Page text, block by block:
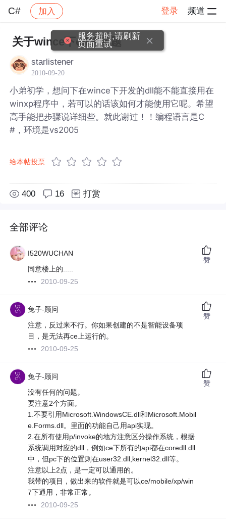
C# 加入 登录 频道
社区 C# 帖子详情
关于wince下dll的问题
starlistener
2010-09-20
小弟初学，想问下在wince下开发的dll能不能直接用在
winxp程序中，若可以的话该如何才能使用它呢。希望
高手能把步骤说详细些。就此谢过！！编程语言是C
#，环境是vs2005
给本帖投票
400 16 打赏
全部评论
I520WUCHAN
同意楼上的.....
2010-09-25
赞
兔子-顾问
注意，反过来不行。你如果创建的不是智能设备项
目，是无法再ce上运行的。
2010-09-25
赞
兔子-顾问
没有任何的问题。
要注意2个方面。
1.不要引用Microsoft.WindowsCE.dll和Microsoft.Mobil
e.Forms.dll。里面的功能自己用api实现。
2.在所有使用p/invoke的地方注意区分操作系统，根据
系统调用对应的dll，例如ce下所有的api都在coredll.dll
中，但pc下的位置则在user32.dll,kernel32.dll等。
注意以上2点，是一定可以通用的。
我带的项目，做出来的软件就是可以ce/mobile/xp/win
7下通用，非常正常。
2010-09-25
赞
服务超时,请刷新
页面重试